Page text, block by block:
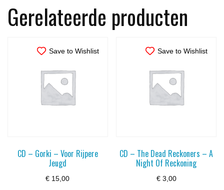
Gerelateerde producten
Save to Wishlist
CD – Gorki – Voor Rijpere
Jeugd
€ 15,00
Save to Wishlist
CD – The Dead Reckoners – A
Night Of Reckoning
€3,00